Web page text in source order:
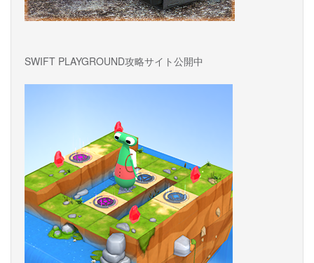
SWIFT PLAYGROUND攻略サイト公開中